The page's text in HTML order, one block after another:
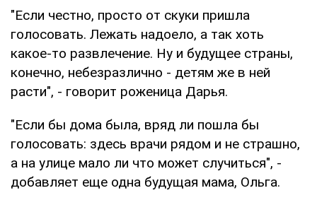
"Если честно, просто от скуки пришла
голосовать. Лежать надоело, а так хоть
какое-то развлечение. Ну и будущее страны,
конечно, небезразлично - детям же в ней
расти", - говорит роженица Дарья.
"Если бы дома была, вряд ли пошла бы
голосовать: здесь врачи рядом и не страшно,
а на улице мало ли что может случиться", -
добавляет еще одна будущая мама, Ольга.